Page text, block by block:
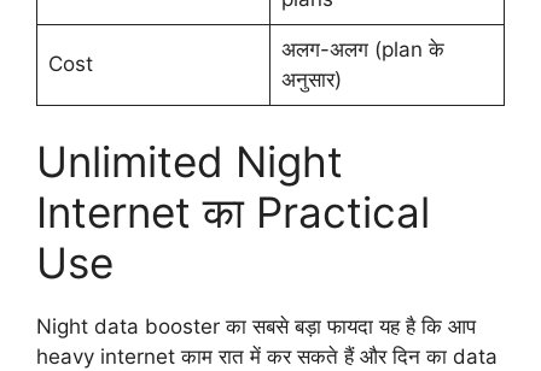
Cost
अलग-अलग (plan के
अनुसार)
Unlimited Night
Internet का Practical
Use
Night data booster का सबसे बड़ा फायदा यह है कि आप
heavy internet काम रात में कर सकते हैं और दिन का data